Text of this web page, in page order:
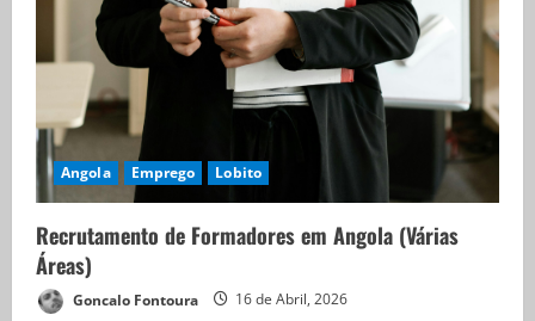
Angola Emprego Lobito
Recrutamento de Formadores em Angola (Várias
Áreas)
Goncalo Fontoura 16 de Abril, 2026